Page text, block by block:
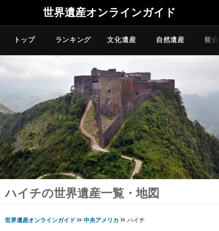
世界遺産オンラインガイド
トップ ランキング 文化遺産 自然遺産 複
ハイチの世界遺産一覧・地図
世界遺産オンラインガイド 中央アメリカ ハイチ